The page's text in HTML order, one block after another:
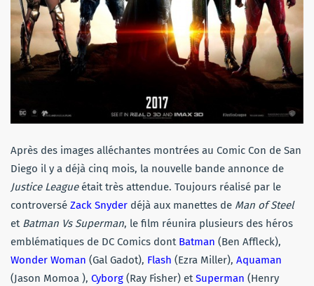
Après des images alléchantes montrées au Comic Con de San
Diego il y a déjà cinq mois, la nouvelle bande annonce de
Justice Leagueétait très attendue. Toujours réalisé par le
controversé Zack Snyder déjà aux manettes de Man of Steel
et Batman Vs Superman, le film réunira plusieurs des héros
emblématiques de DC Comics dont Batman (Ben Affleck),
Wonder Woman (Gal Gadot), Flash (Ezra Miller), Aquaman
(Jason Momoa ), Cyborg (Ray Fisher) etSuperman (Henry